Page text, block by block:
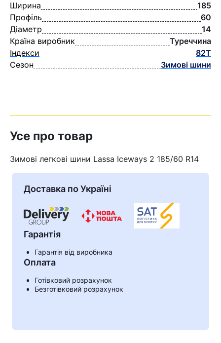
Кошик
Ваш номер надіслано.
Ширина
185
Профіль
60
Діаметр
14
Країна виробник
Туреччина
Індекси
82T
Сезон
Зимові шини
Усе про товар
Зимові легкові шини Lassa Iceways 2 185/60 R14
Доставка по Україні
Гарантія
Гарантія від виробника
Оплата
Готівковий розрахунок
Безготівковий розрахунок